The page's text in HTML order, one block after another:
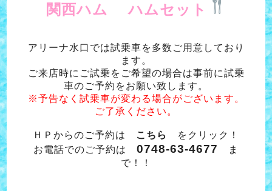
関西ハム ハムセット
アリーナ水口では試乗車を多数ご用意しており
ます。
ご来店時にご試乗をご希望の場合は事前に試乗
車のご予約をお願い致します。
※予告なく試乗車が変わる場合がございます。
ご了承ください。
ＨＰからのご予約は こちら
をクリック！
お電話でのご予約は 0748-63-4677
ま
で！！